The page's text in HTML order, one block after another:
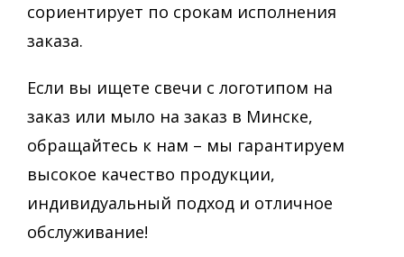
сориентирует по срокам исполнения
заказа.
Если вы ищете свечи с логотипом на
заказ или мыло на заказ в Минске,
обращайтесь к нам – мы гарантируем
высокое качество продукции,
индивидуальный подход и отличное
обслуживание!